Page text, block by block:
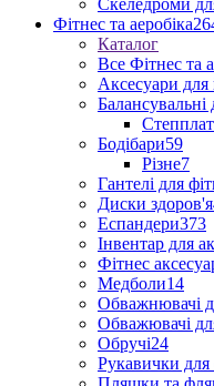
Скеледроми
Фітнес та аеробіка
Каталог
Все Фітнес та
Аксесуари для
Бодібари59
Різне7
Гантелі для
Диски здоров'я
Еспандери373
Інвентар для
Фітнес
Медболи14
Обважнювачі
Обважювачі
Обручі24
Рукавички для